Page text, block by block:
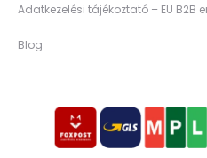
Adatkezelési tájékoztató – EU B2B
Blog